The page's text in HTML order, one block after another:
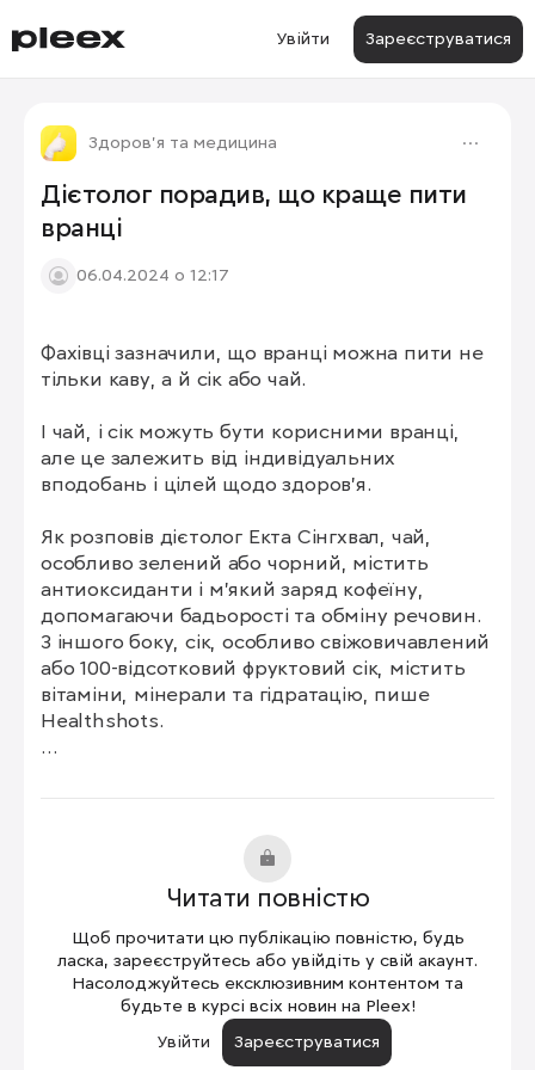
Увійти Зареєструватися
Здоров'я та медицина
Дієтолог порадив, що краще пити
вранці
06.04.2024 о 12:17
Фахівці зазначили, що вранці можна пити не
тільки каву, а й сік або чай.
І чай, і сік можуть бути корисними вранці,
але це залежить від індивідуальних
вподобань і цілей щодо здоров'я.
Як розповів дієтолог Екта Сінгхвал, чай,
особливо зелений або чорний, містить
антиоксиданти і м'який заряд кофеїну,
допомагаючи бадьорості та обміну речовин.
З іншого боку, сік, особливо свіжовичавлений
або 100-відсотковий фруктовий сік, містить
вітаміни, мінерали та гідратацію, пише
Healthshots.
зменшити запалення та підтримати
Зелений чай, зокрема, може принести
багато користі для здоров'я.
Але з іншого боку сік забезпечує необхідні
вітаміни та мінерали, сприяючи гідратації та
підтримуючи імунну функцію.
Читати повністю
Щоб прочитати цю публікацію повністю, будь
ласка, зареєструйтесь або увійдіть у свій акаунт.
Насолоджуйтесь ексклюзивним контентом та
будьте в курсі всіх новин на Pleex!
Увійти
Зареєструватися